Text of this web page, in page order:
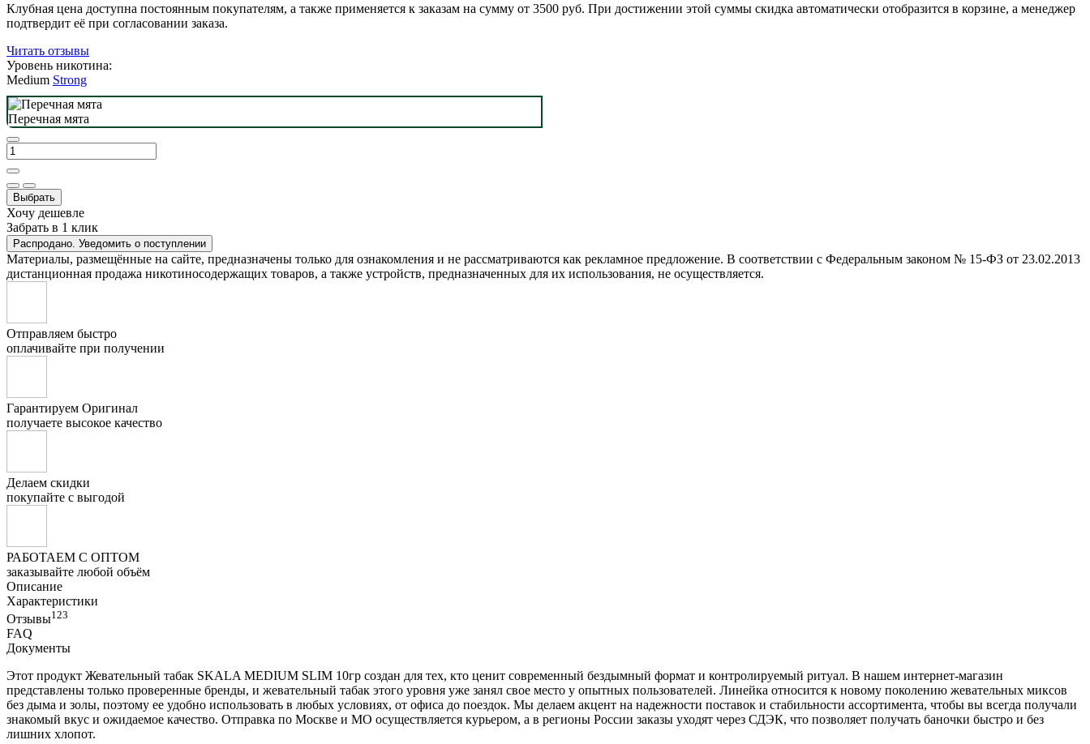
Клубная цена доступна постоянным покупателям, а также применяется к заказам на сумму от 3500 руб. При достижении этой суммы скидка автоматически отобразится в корзине, а менеджер
подтвердит её при согласовании заказа.
Читать отзывы
Уровень никотина:
Medium Strong
Перечная мята
Выбрать
Хочу дешевле
Забрать в 1 клик
Распродано. Уведомить о поступлении
Материалы, размещённые на сайте, предназначены только для ознакомления и не рассматриваются как рекламное предложение. В соответствии с Федеральным законом № 15-ФЗ от 23.02.2013
дистанционная продажа никотиносодержащих товаров, а также устройств, предназначенных для их использования, не осуществляется.
Отправляем быстро
оплачивайте при получении
Гарантируем Оригинал
получаете высокое качество
Делаем скидки
покупайте с выгодой
РАБОТАЕМ С ОПТОМ
заказывайте любой объём
Описание
Характеристики
Отзывы123
FAQ
Документы
Этот продукт Жевательный табак SKALA MEDIUM SLIM 10гр создан для тех, кто ценит современный бездымный формат и контролируемый ритуал. В нашем интернет-магазин
представлены только проверенные бренды, и жевательный табак этого уровня уже занял свое место у опытных пользователей. Линейка относится к новому поколению жевательных миксов
без дыма и золы, поэтому ее удобно использовать в любых условиях, от офиса до поездок. Мы делаем акцент на надежности поставок и стабильности ассортимента, чтобы вы всегда получали
знакомый вкус и ожидаемое качество. Отправка по Москве и МО осуществляется курьером, а в регионы России заказы уходят через СДЭК, что позволяет получать баночки быстро и без
лишних хлопот.